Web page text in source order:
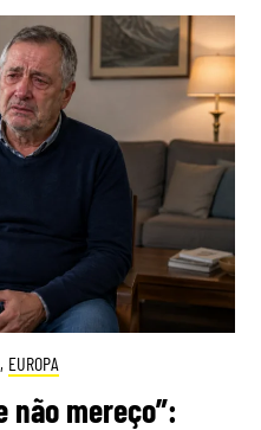
, EUROPA
não mereço”: